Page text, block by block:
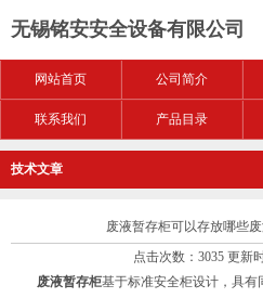
无锡铭安安全设备有限公司
网站首页 公司简介
联系我们 产品目录
技术文章
废液暂存柜可以存放哪些
点击次数：3035 更新
废液暂存柜基于标准安全柜设计，具有